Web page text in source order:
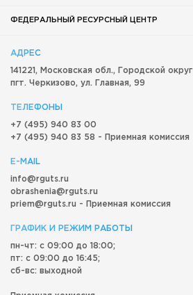
ФЕДЕРАЛЬНЫЙ РЕСУРСНЫЙ ЦЕНТР
АДРЕС
141221, Московская обл., Городской округ
пгт. Черкизово, ул. Главная, 99
ТЕЛЕФОНЫ
+7 (495) 940 83 00
+7 (495) 940 83 58 - Приемная комиссия
E-MAIL
info@rguts.ru
obrashenia@rguts.ru
priem@rguts.ru - Приемная комиссия
ГРАФИК И РЕЖИМ РАБОТЫ
пн-чт: с 09:00 до 18:00;
пт: с 09:00 до 16:45;
сб-вс: выходной